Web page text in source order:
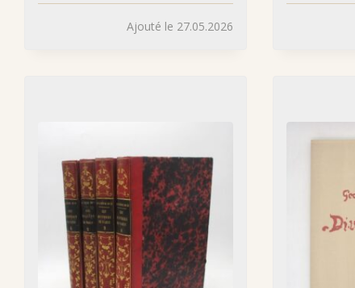
Ajouté le 27.05.2026